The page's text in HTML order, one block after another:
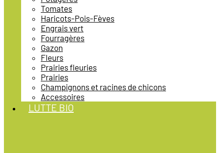
Tomates
Haricots-Pois-Fèves
Engrais vert
Fourragères
Gazon
Fleurs
Prairies fleuries
Prairies
Champignons et racines de chicons
Accessoires
LUTTE BIO